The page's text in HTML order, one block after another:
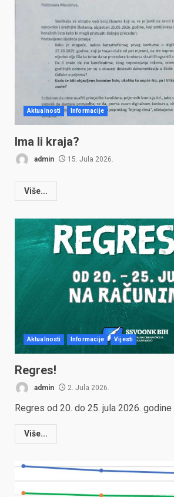
Aktualnosti Informacije
Ima li kraja?
admin 15. Jula 2026.
Više...
Aktualnosti Informacije Vijesti
Regres!
admin 2. Jula 2026.
Regres od 20. do 25. jula 2026. godine
Više...